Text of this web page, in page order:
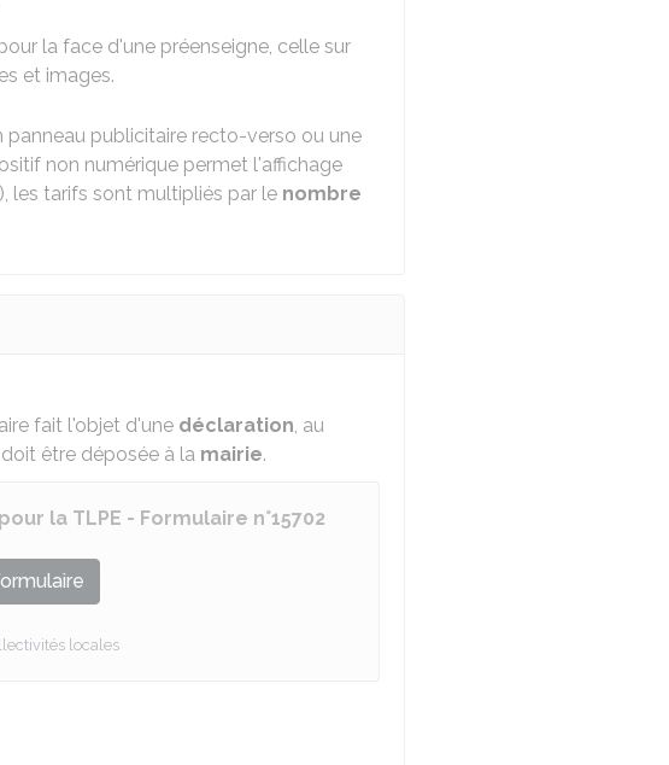
la face d'une préenseigne, celle sur
et images.
panneau publicitaire recto-verso ou une
non numérique permet l'affichage
les tarifs sont multipliés par le nombre
fait l'objet d'une déclaration, au
être déposée à la mairie.
la TLPE - Formulaire n°15702
locales